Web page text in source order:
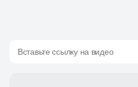
Вставьте ссылку на видео